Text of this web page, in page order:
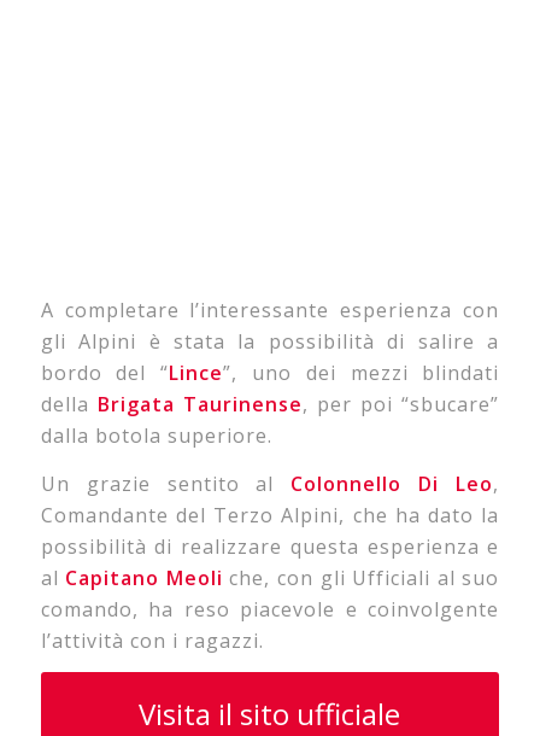
A completare l’interessante esperienza con
gli Alpini è stata la possibilità di salire a
bordo del “Lince”, uno dei mezzi blindati
della Brigata Taurinense, per poi “sbucare”
dalla botola superiore.
Un grazie sentito al Colonnello Di Leo,
Comandante del Terzo Alpini, che ha dato la
possibilità di realizzare questa esperienza e
al Capitano Meoli che, con gli Ufficiali al suo
comando, ha reso piacevole e coinvolgente
l’attività con i ragazzi.
Visita il sito ufficiale